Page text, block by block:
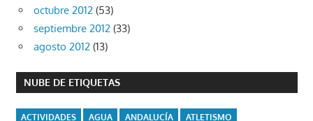
octubre 2012 (53)
septiembre 2012 (33)
agosto 2012 (13)
NUBE DE ETIQUETAS
ACTIVIDADES AGUA ANDALUCÍA
ATLETISMO